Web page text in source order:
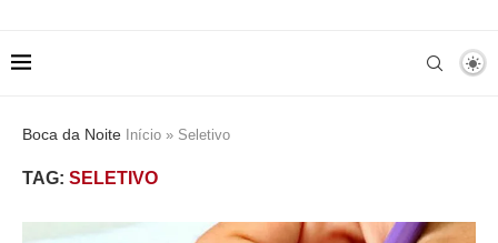
Boca da Noite Início » Seletivo
TAG: SELETIVO